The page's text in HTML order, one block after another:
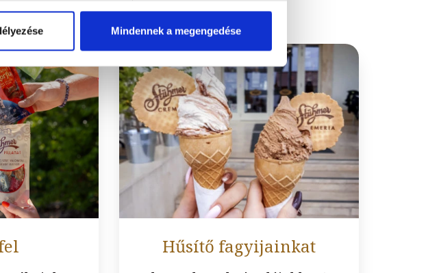
Mindennek a megengedése
Hűsítő fagyijainkat